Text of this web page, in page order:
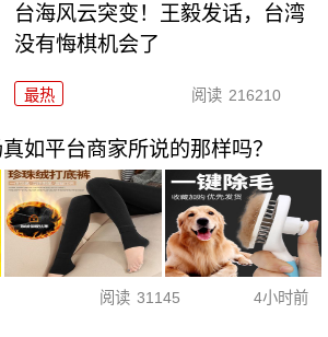
台海风云突变！王毅发话，台湾
没有悔棋机会了
最热 阅读 216210
如平台商家所说的那样吗？
阅读 31145 4小时前